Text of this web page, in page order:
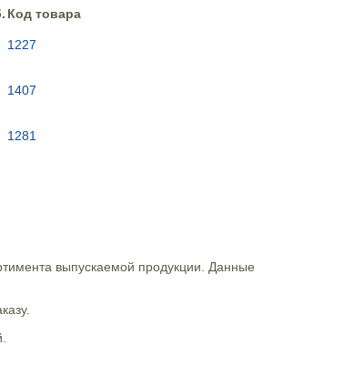
Код товара
1227
1407
1281
выпускаемой продукции. Данные